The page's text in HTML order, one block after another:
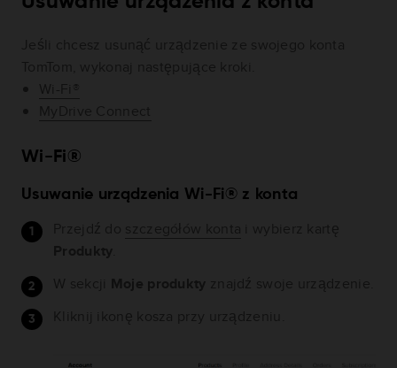
Wi-Fi®
Usuwanie urządzenia Wi-Fi® z konta